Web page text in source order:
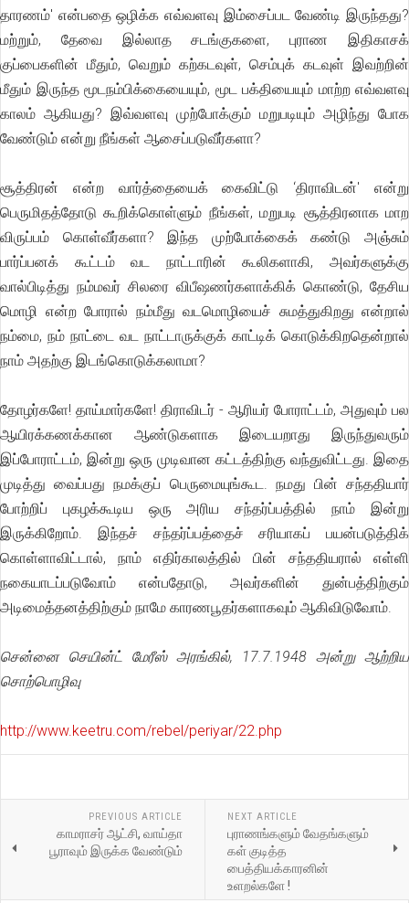
தாரணம்' என்பதை ஒழிக்க எவ்வளவு இம்சைப்பட வேண்டி இருந்தது?
மற்றும், தேவை இல்லாத சடங்குகளை, புராண இதிகாசக்
குப்பைகளின் மீதும், வெறும் கற்கடவுள், செம்புக் கடவுள் இவற்றின்
மீதும் இருந்த மூடநம்பிக்கையையும், மூட பக்தியையும் மாற்ற எவ்வளவு
காலம் ஆகியது? இவ்வளவு முற்போக்கும் மறுபடியும் அழிந்து போக
வேண்டும் என்று நீங்கள் ஆசைப்படுவீர்களா?
சூத்திரன் என்ற வார்த்தையைக் கைவிட்டு ‘திராவிடன்' என்று
பெருமிதத்தோடு கூறிக்கொள்ளும் நீங்கள், மறுபடி சூத்திரனாக மாற
விருப்பம் கொள்வீர்களா? இந்த முற்போக்கைக் கண்டு அஞ்சும்
பார்ப்பனக் கூட்டம் வட நாட்டாரின் கூலிகளாகி, அவர்களுக்கு
வால்பிடித்து நம்மவர் சிலரை விபீஷணர்களாக்கிக் கொண்டு, தேசிய
மொழி என்ற போரால் நம்மீது வடமொழியைச் சுமத்துகிறது என்றால்
நம்மை, நம் நாட்டை வட நாட்டாருக்குக் காட்டிக் கொடுக்கிறதென்றால்
நாம் அதற்கு இடங்கொடுக்கலாமா?
தோழர்களே! தாய்மார்களே! திராவிடர் - ஆரியர் போராட்டம், அதுவும் பல
ஆயிரக்கணக்கான ஆண்டுகளாக இடையறாது இருந்துவரும்
இப்போராட்டம், இன்று ஒரு முடிவான கட்டத்திற்கு வந்துவிட்டது. இதை
முடித்து வைப்பது நமக்குப் பெருமையுங்கூட. நமது பின் சந்ததியார்
போற்றிப் புகழக்கூடிய ஒரு அரிய சந்தர்ப்பத்தில் நாம் இன்று
இருக்கிறோம். இந்தச் சந்தர்ப்பத்தைச் சரியாகப் பயன்படுத்திக்
கொள்ளாவிட்டால், நாம் எதிர்காலத்தில் பின் சந்ததியரால் எள்ளி
நகையாடப்படுவோம் என்பதோடு, அவர்களின் துன்பத்திற்கும்
அடிமைத்தனத்திற்கும் நாமே காரணபூதர்களாகவும் ஆகிவிடுவோம்.
சென்னை செயின்ட் மேரீஸ் அரங்கில், 17.7.1948 அன்று ஆற்றிய
சொற்பொழிவு
http://www.keetru.com/rebel/periyar/22.php
PREVIOUS ARTICLE
காமராசர் ஆட்சி, வாய்தா
பூராவும் இருக்க வேண்டும்
NEXT ARTICLE
புராணங்களும் வேதங்களும்
கள் குடித்த
பைத்தியக்காரனின்
உளறல்களே !